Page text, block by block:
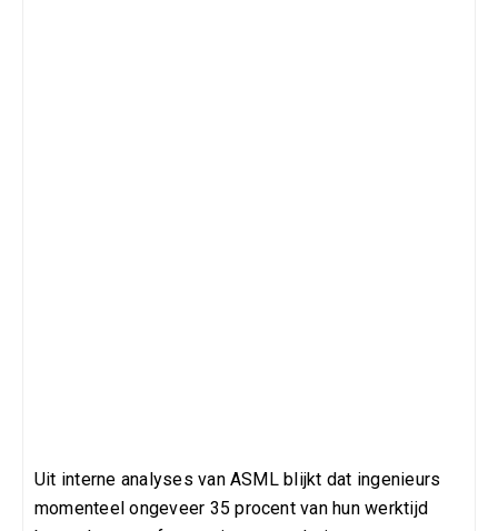
Uit interne analyses van ASML blijkt dat ingenieurs
momenteel ongeveer 35 procent van hun werktijd